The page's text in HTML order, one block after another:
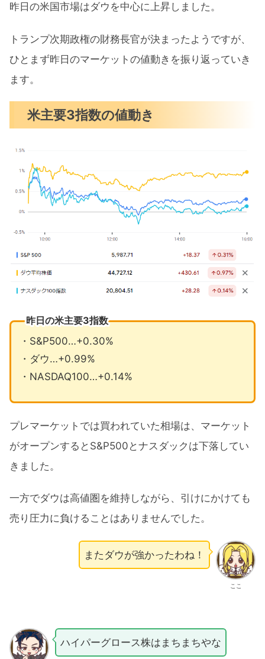
S&P500ヒートマップ
セクター別パフォーマンス
S&P500チャート分析
米財務長官にヘッジファンド出身者を
採用
から除外
トランプ氏、中国10%メキシコ・カナ
ダは25%の関税
11月の注目イベントについて
12月の注目イベントについて
昨日の米国市場はダウを中心に上昇しました。
トランプ次期政権の財務長官が決まったようですが、
ひとまず昨日のマーケットの値動きを振り返っていき
ます。
米主要3指数の値動き
昨日の米主要3指数
・S&P500…+0.30%
・ダウ…+0.99%
・NASDAQ100…+0.14%
プレマーケットでは買われていた相場は、マーケット
がオープンするとS&P500とナスダックは下落してい
きました。
一方でダウは高値圏を維持しながら、引けにかけても
売り圧力に負けることはありませんでした。
ここ
またダウが強かったわね！
ハイパーグロース株はまちまちやな